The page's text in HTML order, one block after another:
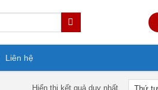
Liên hệ
Hiển thị kết quả duy nhất